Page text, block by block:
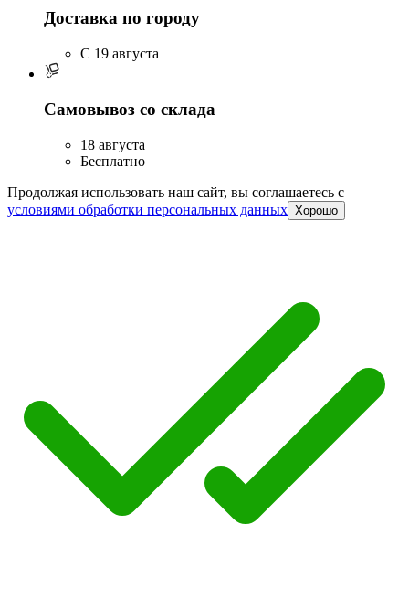
Доставка по городу
C 19 августа
Самовывоз со склада
18 августа
Бесплатно
Продолжая использовать наш сайт, вы соглашаетесь c
условиями обработки персональных данных Хорошо